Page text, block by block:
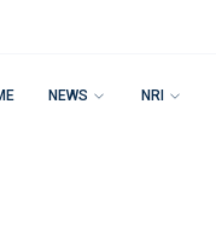
NEWS NRI